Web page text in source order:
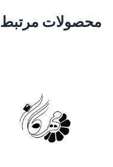
محصولات مرتبط